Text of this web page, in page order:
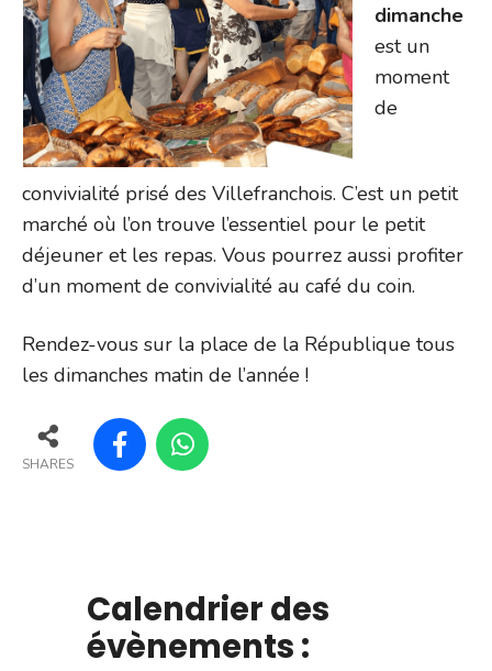
dimanche
est un
moment
de
convivialité prisé des Villefranchois. C’est un petit
marché où l’on trouve l’essentiel pour le petit
déjeuner et les repas. Vous pourrez aussi profiter
d’un moment de convivialité au café du coin.
Rendez-vous sur la place de la République tous
les dimanches matin de l’année !
SHARES
Calendrier des
évènements :